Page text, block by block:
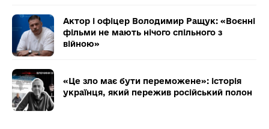
Актор і офіцер Володимир Ращук: «Воєнні
фільми не мають нічого спільного з
війною»
«Це зло має бути переможене»: історія
українця, який пережив російський полон